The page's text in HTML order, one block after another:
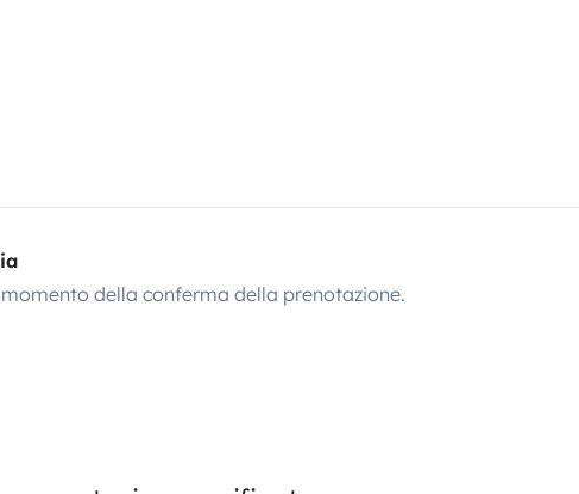
della conferma della prenotazione.